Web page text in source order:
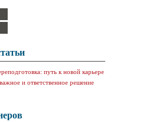
путь к новой карьере
и ответственное решение